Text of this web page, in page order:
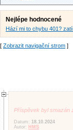
Nejlépe hodnocené
Hází mi to chybu 401?
[ Zobrazit navigační strom ]
Příspěvek byl smazán
Datum: 18.10.2024
Autor: HMS